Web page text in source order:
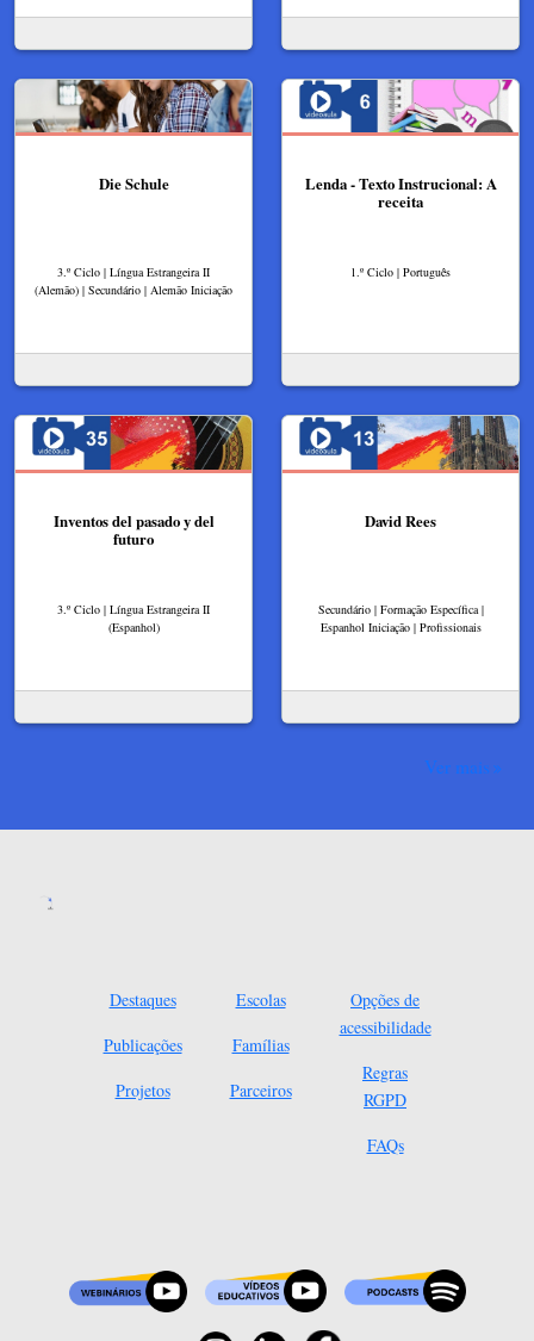
Die Schule
3.º Ciclo | Língua Estrangeira II
(Alemão) | Secundário | Alemão Iniciação
Lenda - Texto Instrucional: A
receita
1.º Ciclo | Português
Inventos del pasado y del
futuro
3.º Ciclo | Língua Estrangeira II
(Espanhol)
David Rees
Secundário | Formação Específica |
Espanhol Iniciação | Profissionais
Ver mais
Destaques
Publicações
Projetos
Escolas
Famílias
Parceiros
Opções de
acessibilidade
Regras
RGPD
FAQs